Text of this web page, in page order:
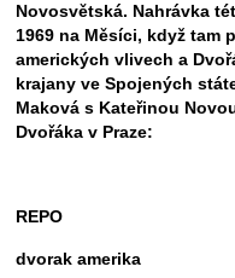
Novosvětská. Nahrávka
1969 na Měsíci, když tam
amerických vlivech a
krajany ve Spojených
Maková s Kateřinou
Dvořáka v Praze:
REPO
dvorak amerika